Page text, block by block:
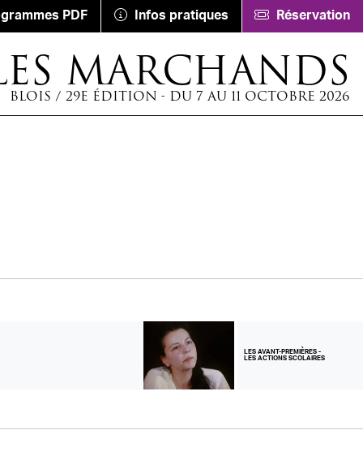
PDF Infos pratiques Réservation
MARCHANDS
BLOIS / 29E ÉDITION - DU 7 AU 11 OCTOBRE 2026
LES AVANT-PREMIÈRES -
LES ACTIONS SCOLAIRES